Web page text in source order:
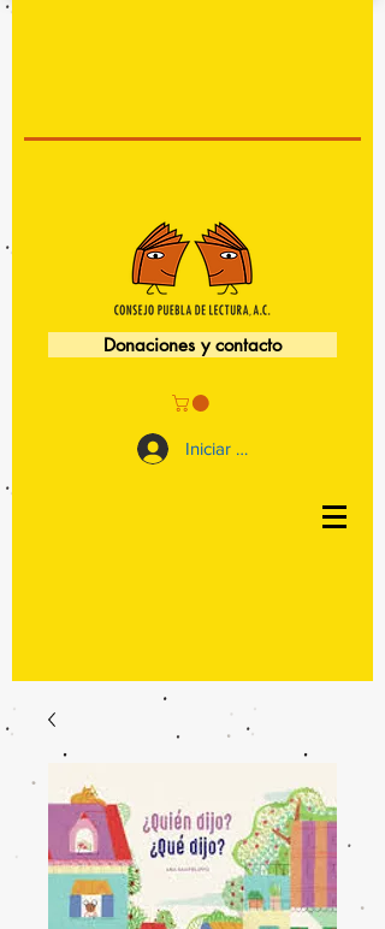
Donaciones y contacto
Iniciar sesión